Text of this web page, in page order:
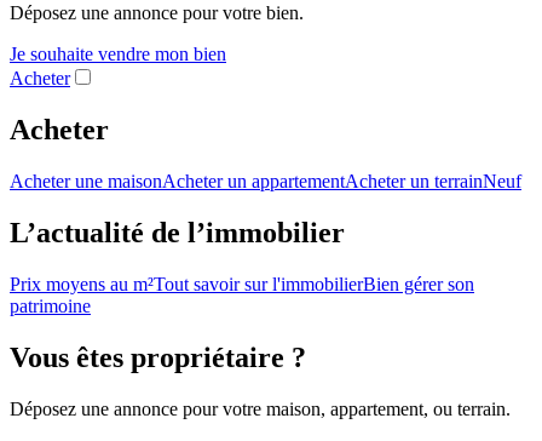
Déposez une annonce pour votre bien.
Je souhaite vendre mon bien
Acheter
Acheter
Acheter une maisonAcheter un appartementAcheter un terrainNeuf
L’actualité de l’immobilier
Prix moyens au m²Tout savoir sur l'immobilierBien gérer son
patrimoine
Vous êtes propriétaire ?
Déposez une annonce pour votre maison, appartement, ou terrain.